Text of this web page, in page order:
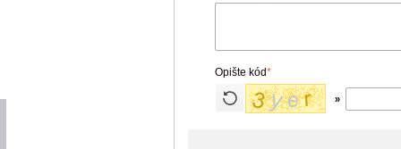
Opište kód*
»